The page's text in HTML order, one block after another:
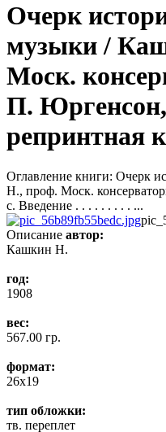
Очерк
музыки /
Моск.
П. Юргенсон,
репринтная
Оглавление книги: Очерк
Н., проф. Моск.
с. Введение . . . . . . . . . ...
Описание автор:
Кашкин Н.
год:
1908
вес:
567.00 гр.
формат:
26x19
тип обложки:
тв. переплет